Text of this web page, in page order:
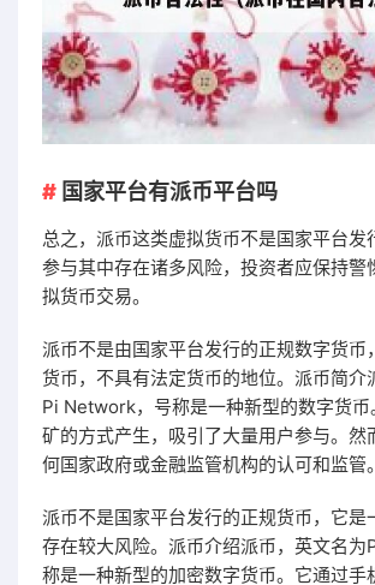
国家平台有派币平台吗
总之，派币这类虚拟货币不是国家平台发
参与其中存在诸多风险，投资者应保持警
拟货币交易。
派币不是由国家平台发行的正规数字货币
货币，不具有法定货币的地位。派币简介
Pi Network，号称是一种新型的数字货
矿的方式产生，吸引了大量用户参与。然
何国家政府或金融监管机构的认可和监管。
派币不是国家平台发行的正规货币，它是
存在较大风险。派币介绍派币，英文名
称是一种新型的加密数字货币。它通过手